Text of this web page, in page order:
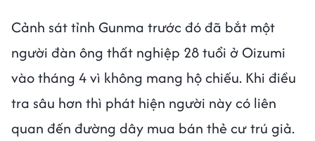
Cảnh sát tỉnh Gunma trước đó đã bắt một
người đàn ông thất nghiệp 28 tuổi ở Oizumi
vào tháng 4 vì không mang hộ chiếu. Khi điều
tra sâu hơn thì phát hiện người này có liên
quan đến đường dây mua bán thẻ cư trú giả.